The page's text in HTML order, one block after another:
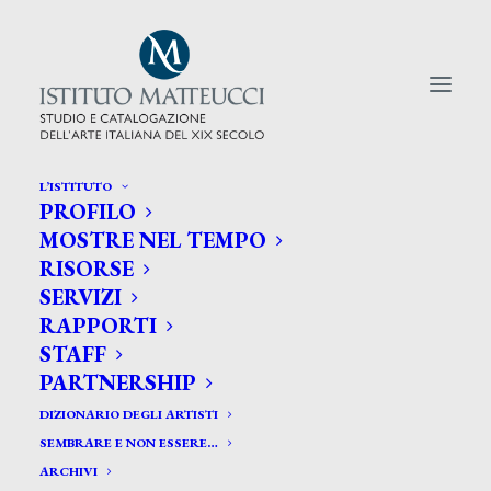
L’ISTITUTO
PROFILO
MOSTRE NEL TEMPO
RISORSE
SERVIZI
RAPPORTI
STAFF
PARTNERSHIP
DIZIONARIO DEGLI ARTISTI
SEMBRARE E NON ESSERE…
ARCHIVI
CERCA TRA GLI ARTISTI:
Search
for: